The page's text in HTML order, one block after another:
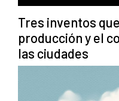
Tres inventos
producción y el
las ciudades